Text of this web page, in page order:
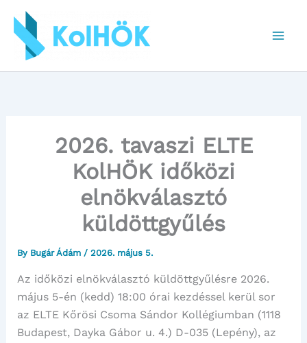
content
2026. tavaszi ELTE
KolHÖK időközi
elnökválasztó
küldöttgyűlés
By Bugár Ádám / 2026. május 5.
Az időközi elnökválasztó küldöttgyűlésre 2026.
május 5-én (kedd) 18:00 órai kezdéssel kerül sor
az ELTE Kőrösi Csoma Sándor Kollégiumban (1118
Budapest, Dayka Gábor u. 4.) D-035 (Lepény), az